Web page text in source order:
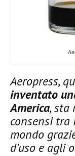
Aeropress,
inventato
America, sta
consensi
mondo
d’uso e agli